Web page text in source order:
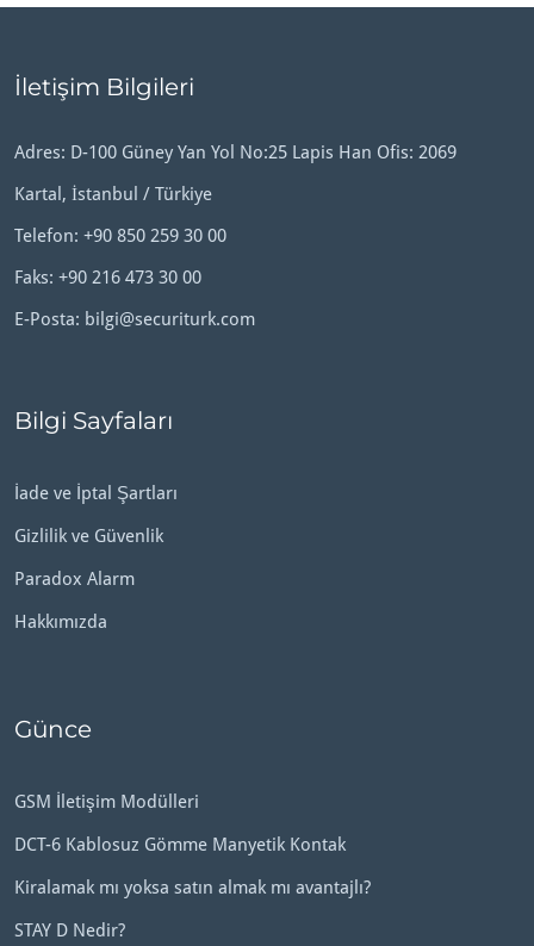
İletişim Bilgileri
Adres: D-100 Güney Yan Yol No:25 Lapis Han Ofis: 2069
Kartal, İstanbul / Türkiye
Telefon: +90 850 259 30 00
Faks: +90 216 473 30 00
E-Posta: bilgi@securiturk.com
Bilgi Sayfaları
İade ve İptal Şartları
Gizlilik ve Güvenlik
Paradox Alarm
Hakkımızda
Günce
GSM İletişim Modülleri
DCT-6 Kablosuz Gömme Manyetik Kontak
Kiralamak mı yoksa satın almak mı avantajlı?
STAY D Nedir?